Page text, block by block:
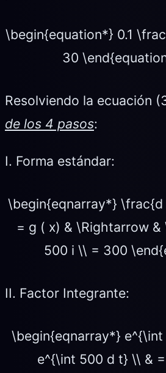
\begin{equation*} 0.1
30
Resolviendo la ecuación
de los 4 pasos:
I. Forma estándar:
\begin{eqnarray*} \frac{d
= g ( x) & \Rightarrow
500 i \\ = 300
II. Factor Integrante:
\begin{eqnarray*} e^{\int
e^{\int 500 d t} \\ &